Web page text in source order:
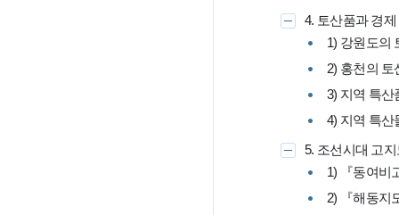
4. 토산품과 경제
1) 강원도의
2) 홍천의 토
3) 지역 특산
4) 지역 특산
5. 조선시대 고
1) 『동여비
2) 『해동지